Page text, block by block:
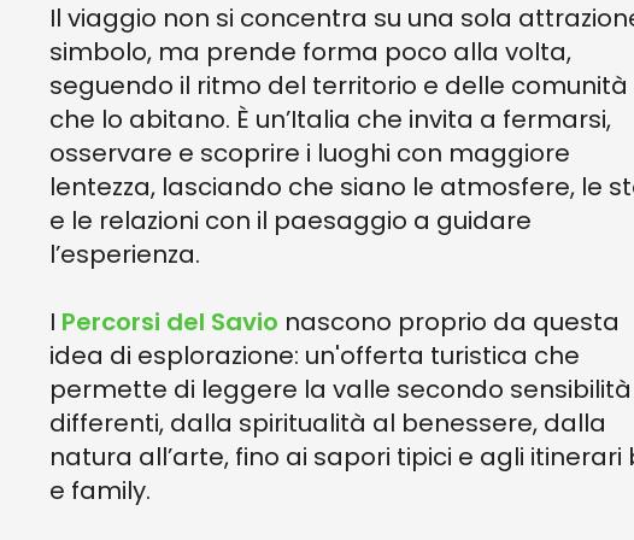
Il viaggio non si concentra su una sola
simbolo, ma prende forma poco alla volta,
seguendo il ritmo del territorio e delle comunità
che lo abitano. È un’Italia che invita a fermarsi,
osservare e scoprire i luoghi con maggiore
lentezza, lasciando che siano le atmosfere, le
e le relazioni con il paesaggio a guidare
l’esperienza.
I Percorsi del Savio nascono proprio da questa
idea di esplorazione: un'offerta turistica che
permette di leggere la valle secondo sensibilità
differenti, dalla spiritualità al benessere, dalla
natura all’arte, fino ai sapori tipici e agli itinerari
e family.